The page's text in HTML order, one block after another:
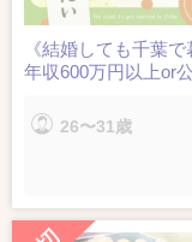
《結婚しても千葉で
年収600万円以上or
26〜31歳